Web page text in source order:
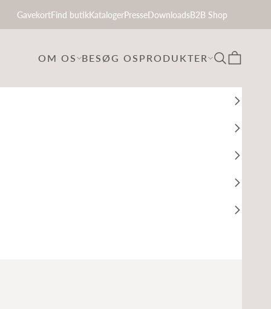
GavekortFind butikKatalogerPresseDownloadsB2B Shop
OM OS BESØG OS PRODUKTER Søg